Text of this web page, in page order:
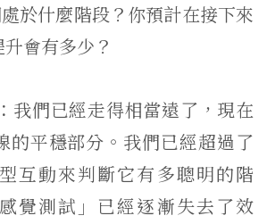
於什麼階段？你預計在接下來
會有多少？
我們已經走得相當遠了，現在
的平穩部分。我們已經超過了
互動來判斷它有多聰明的階
覺測試」已經逐漸失去了效